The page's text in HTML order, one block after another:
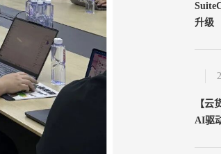
升级
【云
AI驱